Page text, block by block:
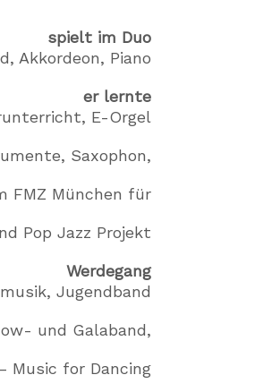
spielt im Duo
Akkordeon, Piano
er lernte
E-Orgel
Saxophon,
FMZ München für
Pop Jazz Projekt
Werdegang
Jugendband
und Galaband,
Music for Dancing